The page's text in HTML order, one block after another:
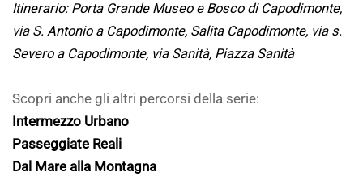
Itinerario: Porta Grande Museo e Bosco di Capodimonte,
via S. Antonio a Capodimonte, Salita Capodimonte, via s.
Severo a Capodimonte, via Sanità, Piazza Sanità
Scopri anche gli altri percorsi della serie:
Intermezzo Urbano
Passeggiate Reali
Dal Mare alla Montagna